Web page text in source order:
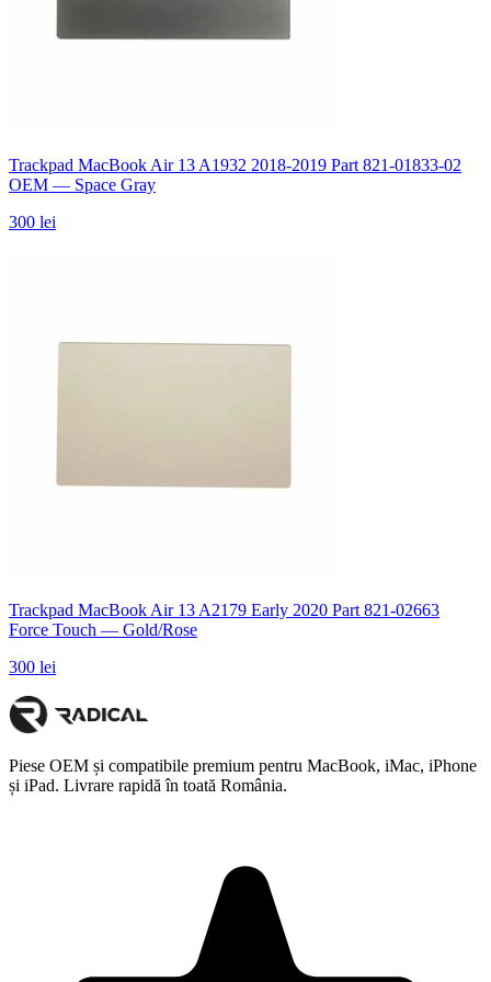
Trackpad MacBook Air 13 A1932 2018-2019 Part 821-01833-02
OEM — Space Gray
300 lei
Trackpad MacBook Air 13 A2179 Early 2020 Part 821-02663
Force Touch — Gold/Rose
300 lei
Piese OEM și compatibile premium pentru MacBook, iMac, iPhone
și iPad. Livrare rapidă în toată România.